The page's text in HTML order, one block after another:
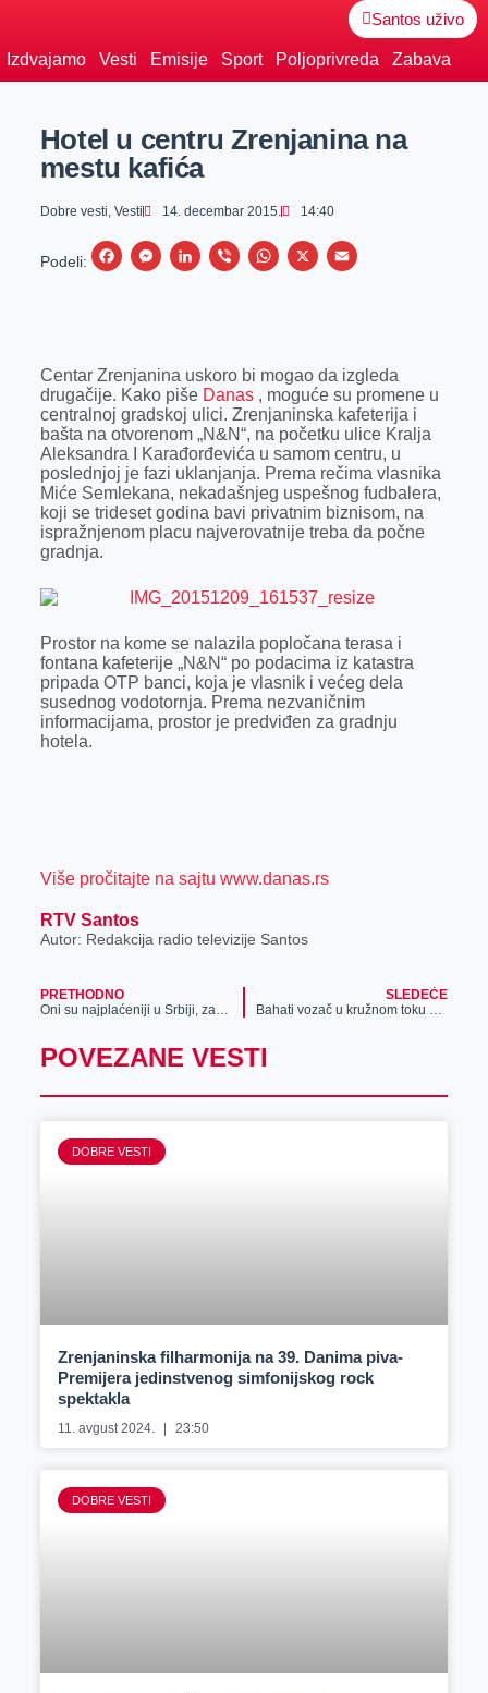
Santos uživo
Izdvajamo Vesti Emisije Sport Poljoprivreda Zabava
Hotel u centru Zrenjanina na
mestu kafića
Dobre vesti, Vesti 14. decembar 2015. 14:40
Podeli:
F
b
o
o
k
M
e
n
g
e
r
L
e
d
I
n
V
r
W
s
A
p
p
X
E
l
Centar Zrenjanina uskoro bi mogao da izgleda
drugačije. Kako piše Danas , moguće su promene u
centralnoj gradskoj ulici. Zrenjaninska kafeterija i
bašta na otvorenom „N&N“, na početku ulice Kralja
Aleksandra I Karađorđevića u samom centru, u
poslednjoj je fazi uklanjanja. Prema rečima vlasnika
Miće Semlekana, nekadašnjeg uspešnog fudbalera,
koji se trideset godina bavi privatnim biznisom, na
ispražnjenom placu najverovatnije treba da počne
gradnja.
Prostor na kome se nalazila popločana terasa i
fontana kafeterije „N&N“ po podacima iz katastra
pripada OTP banci, koja je vlasnik i većeg dela
susednog vodotornja. Prema nezvaničnim
informacijama, prostor je predviđen za gradnju
hotela.
Više pročitajte na sajtu www.danas.rs
RTV Santos
Autor: Redakcija radio televizije Santos
PRETHODNO
Oni su najplaćeniji u Srbiji, zavide im i bankari
SLEDEĆE
Bahati vozač u kružnom toku napravio pometnju (foto,video)
POVEZANE VESTI
DOBRE VESTI
Zrenjaninska filharmonija na 39. Danima piva-
Premijera jedinstvenog simfonijskog rock
spektakla
11. avgust 2024. 23:50
DOBRE VESTI